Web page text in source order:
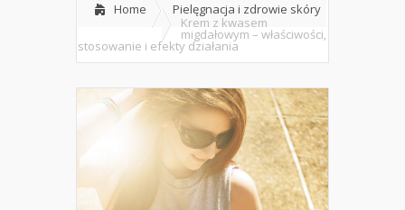
Home
Pielęgnacja i zdrowie skóry
Krem z kwasem
migdałowym – właściwości,
stosowanie i efekty działania